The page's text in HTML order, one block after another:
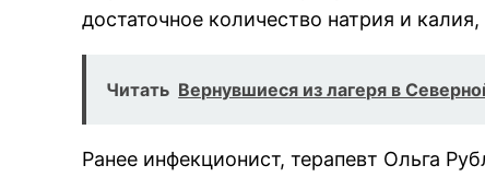
достаточное количество натрия и
Читать Вернувшиеся из лагеря в
Ранее инфекционист, терапевт Ольга